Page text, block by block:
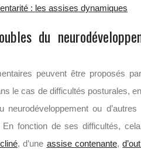
: les assises dynamiques
du
peuvent être proposés
le cas de difficultés posturales,
ou d’autres
En fonction de ses difficultés,
, d’une assise contenante,